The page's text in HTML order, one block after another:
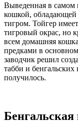
Выведенная в самом
кошкой, обладающей
тигром. Тойгер
тигровый окрас, но
всем домашняя
предками в
заводчик решил
табби и
получилось.